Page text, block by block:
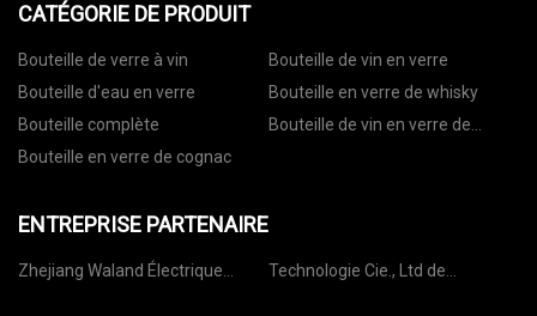
CATÉGORIE DE PRODUIT
Bouteille de verre à vin
Bouteille de vin en verre
Bouteille d'eau en verre
Bouteille en verre de whisky
Bouteille complète
Bouteille de vin en verre de
Bouteille en verre de cognac
ENTREPRISE PARTENAIRE
Zhejiang Waland Électrique
Technologie Cie., Ltd de